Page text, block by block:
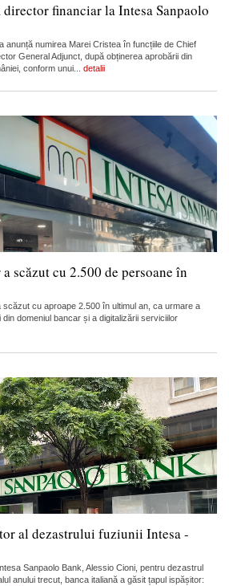
financiar la Intesa Sanpaolo
anunță numirea Marei Cristea în funcțiile de Chief
General Adjunct, după obținerea aprobării din
conform unui... detalii
scăzut cu 2.500 de persoane în
scăzut cu aproape 2.500 în ultimul an, ca urmare a
domeniul bancar și a digitalizării serviciilor
al dezastrului fuziunii Intesa -
Sanpaolo Bank, Alessio Cioni, pentru dezastrul
anului trecut, banca italiană a găsit țapul ispășitor: